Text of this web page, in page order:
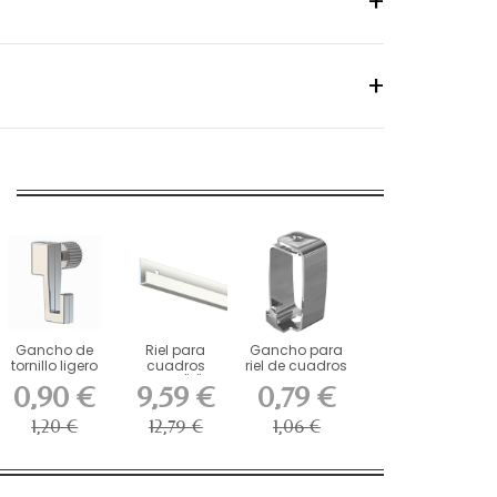
Gancho de
tornillo ligero
kg...
0,90 €
1,20 €
Riel para
cuadros
clásico "J" 20
kg...
9,59 €
12,79 €
Gancho para
riel de cuadros
0,79 €
1,06 €